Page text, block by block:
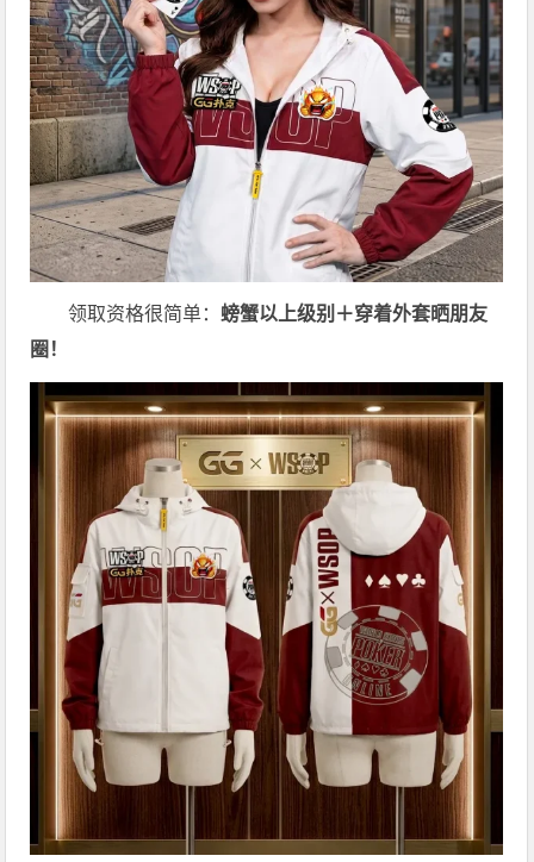
领取资格很简单： 螃蟹以上级别＋穿着外套晒朋友
圈！